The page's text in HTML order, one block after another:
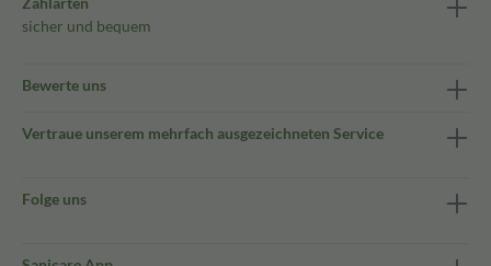
sicher und bequem
Bewerte uns
Vertraue unserem mehrfach ausgezeichneten Service
Folge uns